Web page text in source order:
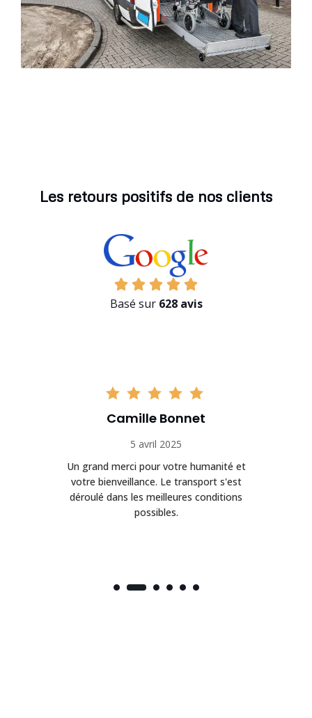
Les retours positifs de nos clients
Basé sur 628 avis
Camille Bonnet
5 avril 2025
Un grand merci pour votre humanité et
votre bienveillance. Le transport s'est
déroulé dans les meilleures conditions
possibles.